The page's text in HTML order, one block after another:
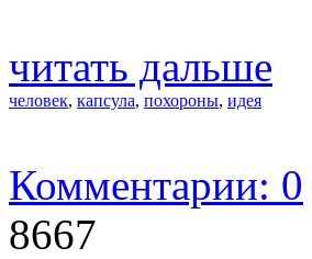
читать дальше
человек, капсула, похороны, идея
Комментарии: 0
8667